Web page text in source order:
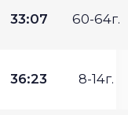
33:07 60-64г.
36:23 8-14г.